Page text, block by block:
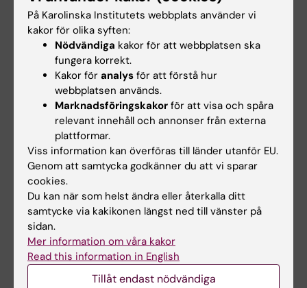
TDP-43 promotes efficient HSV-1 replication
in human DRG-derived neurons.
Braspenning SE; Ohnezeit D; DeGulis OA;
Wilson AC; Mohr IJ
DOCTORAL THESIS:2022
Molecular Biology of Lytic and Latent
Varicellovirus Infections
Braspenning S
PREPRINT:
BIORXIV. 2020
Decoding the architecture of the varicella-
zoster virus transcriptome
Braspenning SE; Sadaoka T; Breuer J; Verjans
GMGM; Ouwendijk WJD; Depledge DP
På Karolinska Institutets webbplats använder vi
kakor för olika syften:
Nödvändiga kakor för att webbplatsen ska
fungera korrekt.
Kakor för analys för att förstå hur
webbplatsen används.
Marknadsföringskakor för att visa och spåra
relevant innehåll och annonser från externa
plattformar.
Viss information kan överföras till länder utanför EU.
Genom att samtycka godkänner du att vi sparar
cookies.
Du kan när som helst ändra eller återkalla ditt
samtycke via kakikonen längst ned till vänster på
sidan.
Mer information om våra kakor
Read this information in English
Tillåt endast nödvändiga